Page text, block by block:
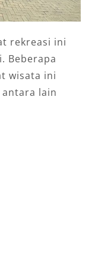
rekreasi ini
Beberapa
wisata ini
lain